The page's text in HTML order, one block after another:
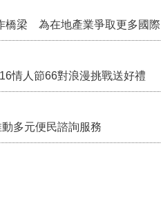
情人節66對浪漫挑戰送好禮
多元便民諮詢服務